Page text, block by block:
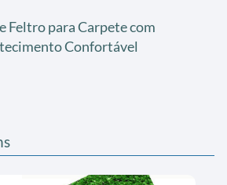
Feltro para Carpete com
Confortável